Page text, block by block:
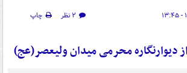
۲ نظر
چاپ
دیوارنگاره محرمی میدان ولیعصر(عج)